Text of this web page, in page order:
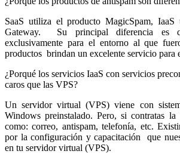
SaaS utiliza el producto MagicSpam,
Gateway. Su principal diferencia es
exclusivamente para el entorno al que
productos brindan un excelente servicio para
¿Porqué los servicios IaaS con servicios
caros que las VPS?
Un servidor virtual (VPS) viene con
Windows preinstalado. Pero, si contratas
como: correo, antispam, telefonía, etc.
por la configuración y capacitación que
en tu servidor virtual (VPS).